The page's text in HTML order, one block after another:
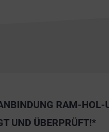
RAM-HOL-
UND ÜBERPRÜFT!*